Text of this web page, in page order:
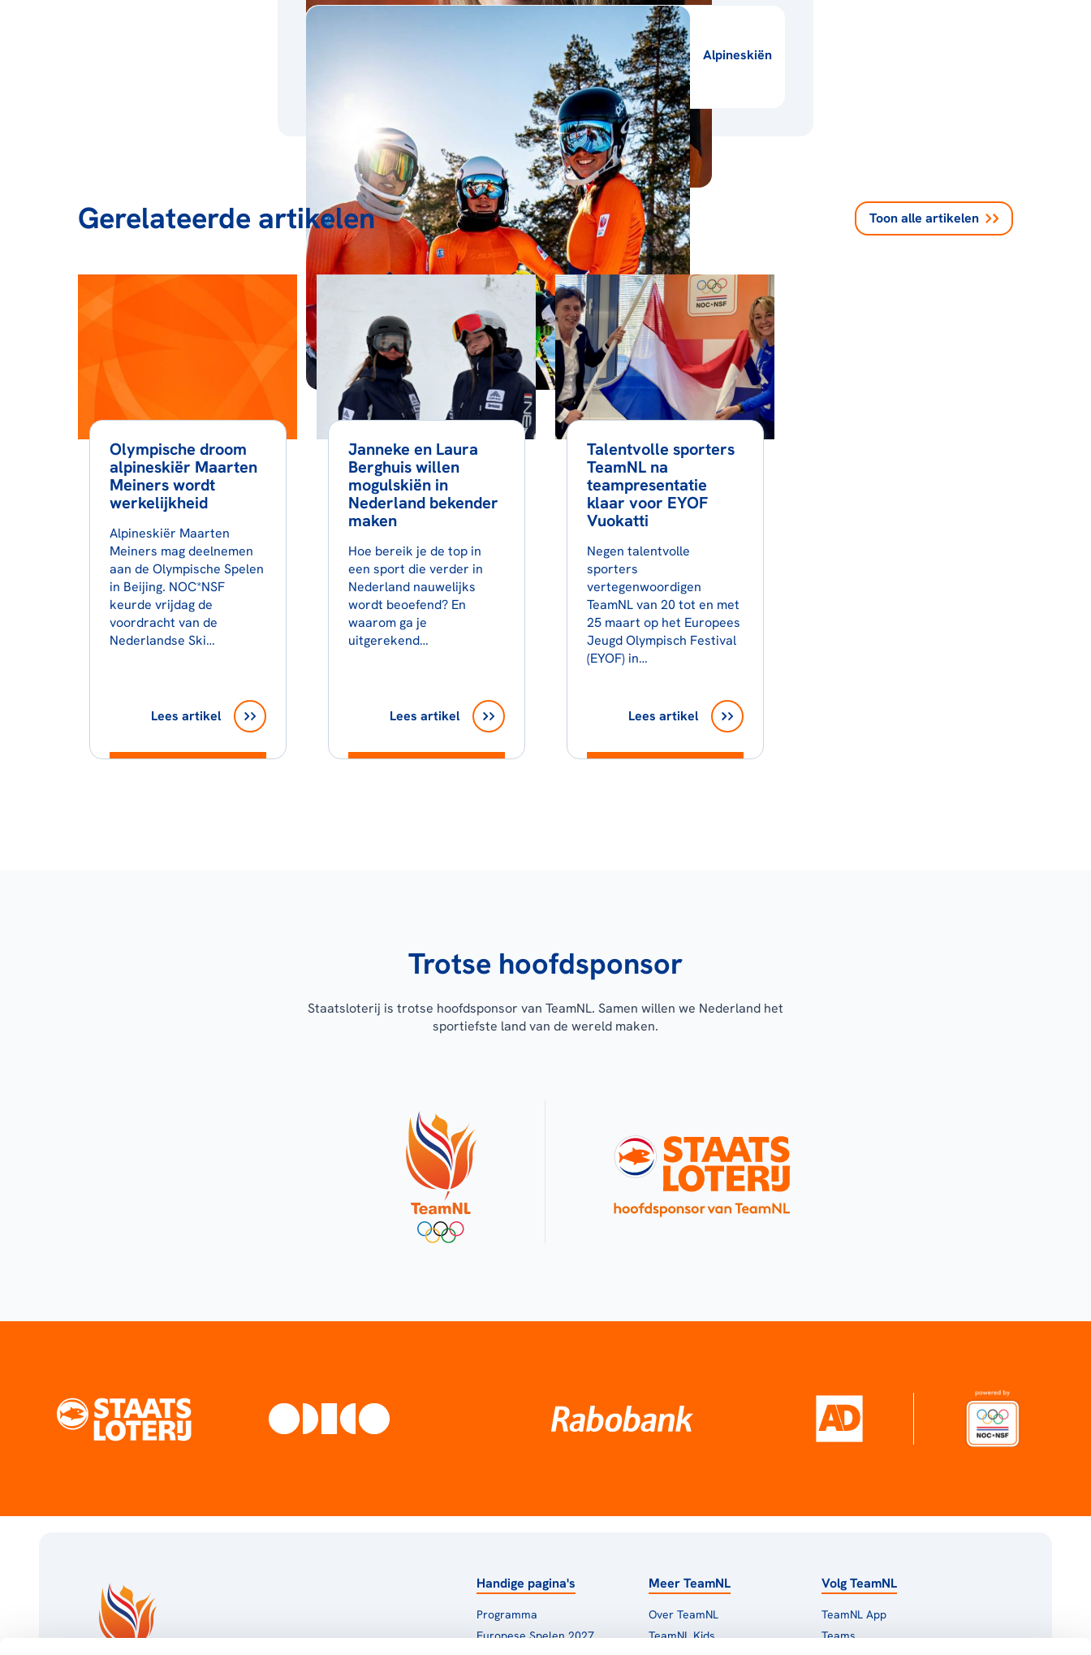
Alpineskiën
Gerelateerde artikelen Toon alle artikelen
Olympische droom
alpineskiër Maarten
Meiners wordt
werkelijkheid
Alpineskiër Maarten
Meiners mag deelnemen
aan de Olympische Spelen
in Beijing. NOC*NSF
keurde vrijdag de
voordracht van de
Nederlandse Ski…
Lees artikel
Janneke en Laura
Berghuis willen
mogulskiën in
Nederland bekender
maken
Hoe bereik je de top in
een sport die verder in
Nederland nauwelijks
wordt beoefend? En
waarom ga je
uitgerekend…
Lees artikel
Talentvolle sporters
TeamNL na
teampresentatie
klaar voor EYOF
Vuokatti
Negen talentvolle
sporters
vertegenwoordigen
TeamNL van 20 tot en met
25 maart op het Europees
Jeugd Olympisch Festival
(EYOF) in…
Lees artikel
Trotse hoofdsponsor
Staatsloterij is trotse hoofdsponsor van TeamNL. Samen willen we Nederland het
sportiefste land van de wereld maken.
Handige pagina's
Programma
Europese Spelen 2027
Meer TeamNL
Over TeamNL
TeamNL Kids
Volg TeamNL
TeamNL App
Teams